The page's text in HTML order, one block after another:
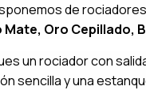
de rociadores
Mate, Oro Cepillado,
un rociador con
sencilla y una